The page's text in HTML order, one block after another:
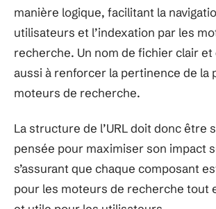
manière logique, facilitant la
utilisateurs et l’indexation par les
recherche. Un nom de fichier clair
aussi à renforcer la pertinence de la
moteurs de recherche.
La structure de l’URL doit donc être
pensée pour maximiser son impact
s’assurant que chaque composant
pour les moteurs de recherche tout